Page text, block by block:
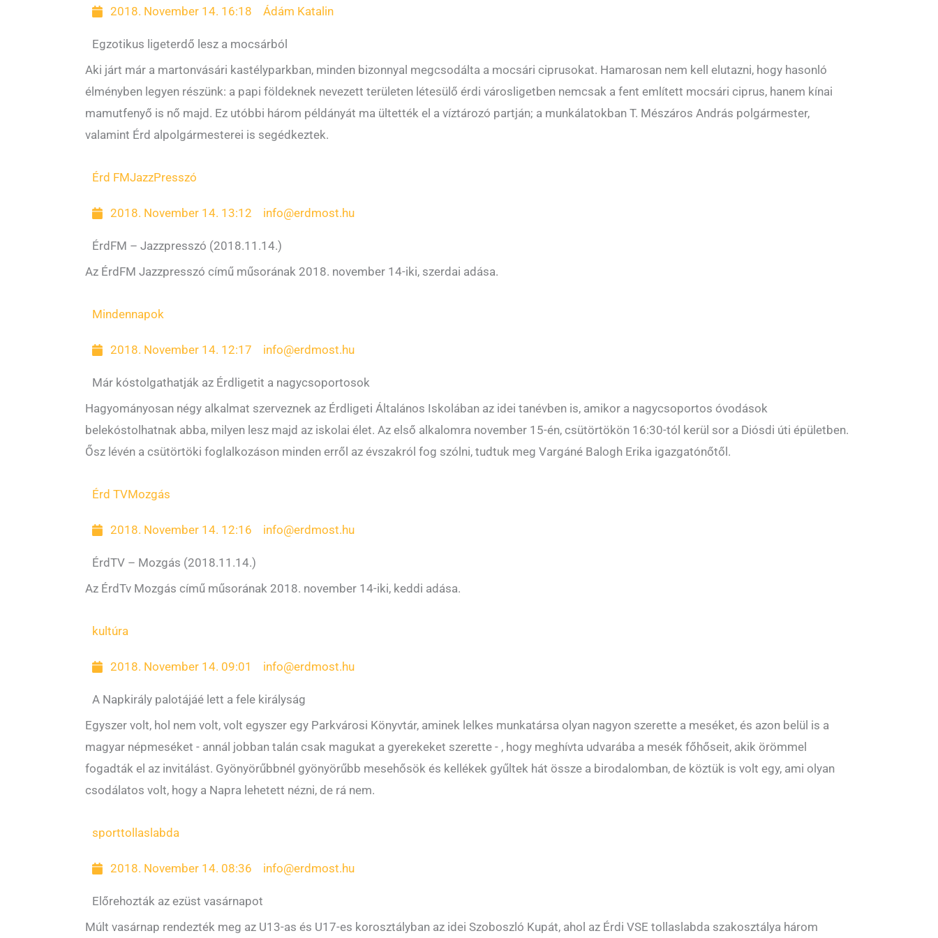
2018. November 14. 16:18 Ádám Katalin
Egzotikus ligeterdő lesz a mocsárból
Aki járt már a martonvásári kastélyparkban, minden bizonnyal megcsodálta a mocsári ciprusokat. Hamarosan nem kell elutazni, hogy hasonló
élményben legyen részünk: a papi földeknek nevezett területen létesülő érdi városligetben nemcsak a fent említett mocsári ciprus, hanem kínai
mamutfenyő is nő majd. Ez utóbbi három példányát ma ültették el a víztározó partján; a munkálatokban T. Mészáros András polgármester,
valamint Érd alpolgármesterei is segédkeztek.
Érd FMJazzPresszó
2018. November 14. 13:12 info@erdmost.hu
ÉrdFM – Jazzpresszó (2018.11.14.)
Az ÉrdFM Jazzpresszó című műsorának 2018. november 14-iki, szerdai adása.
Mindennapok
2018. November 14. 12:17 info@erdmost.hu
Már kóstolgathatják az Érdligetit a nagycsoportosok
Hagyományosan négy alkalmat szerveznek az Érdligeti Általános Iskolában az idei tanévben is, amikor a nagycsoportos óvodások
belekóstolhatnak abba, milyen lesz majd az iskolai élet. Az első alkalomra november 15-én, csütörtökön 16:30-tól kerül sor a Diósdi úti épületben.
Ősz lévén a csütörtöki foglalkozáson minden erről az évszakról fog szólni, tudtuk meg Vargáné Balogh Erika igazgatónőtől.
Érd TVMozgás
2018. November 14. 12:16 info@erdmost.hu
ÉrdTV – Mozgás (2018.11.14.)
Az ÉrdTv Mozgás című műsorának 2018. november 14-iki, keddi adása.
kultúra
2018. November 14. 09:01 info@erdmost.hu
A Napkirály palotájáé lett a fele királyság
Egyszer volt, hol nem volt, volt egyszer egy Parkvárosi Könyvtár, aminek lelkes munkatársa olyan nagyon szerette a meséket, és azon belül is a
magyar népmeséket - annál jobban talán csak magukat a gyerekeket szerette - , hogy meghívta udvarába a mesék főhőseit, akik örömmel
fogadták el az invitálást. Gyönyörűbbnél gyönyörűbb mesehősök és kellékek gyűltek hát össze a birodalomban, de köztük is volt egy, ami olyan
csodálatos volt, hogy a Napra lehetett nézni, de rá nem.
sporttollaslabda
2018. November 14. 08:36 info@erdmost.hu
Előrehozták az ezüst vasárnapot
Múlt vasárnap rendezték meg az U13-as és U17-es korosztályban az idei Szoboszló Kupát, ahol az Érdi VSE tollaslabda szakosztálya három